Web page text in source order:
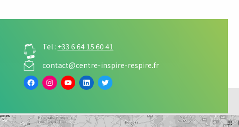
Tel : +33 6 64 15 60 41
contact@centre-inspire-respire.fr
Facebook
Instagram
YouTube
LinkedIn
Twitter